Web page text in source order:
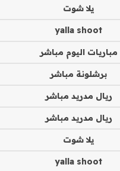
يلا شوت
yalla shoot
مباريات اليوم مباشر
برشلونة مباشر
ريال مدريد مباشر
ريال مدريد مباشر
يلا شوت
yalla shoot